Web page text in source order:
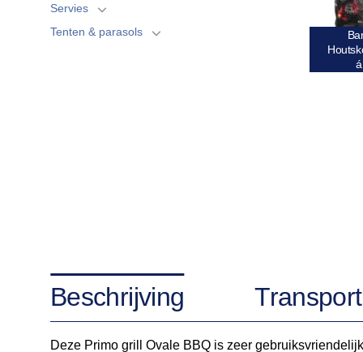
Servies
Tenten & parasols
Beschrijving Transport
Deze Primo grill Ovale BBQ is zeer